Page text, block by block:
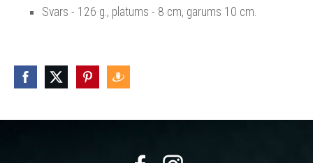
Svars - 126 g., platums - 8 cm, garums 10 cm.